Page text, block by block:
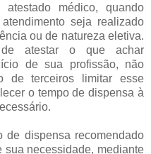
médico, quando
seja realizado
ou de natureza eletiva.
atestar o que achar
de sua profissão, não
de terceiros limitar esse
o tempo de dispensa à
de dispensa recomendado
sua necessidade, mediante